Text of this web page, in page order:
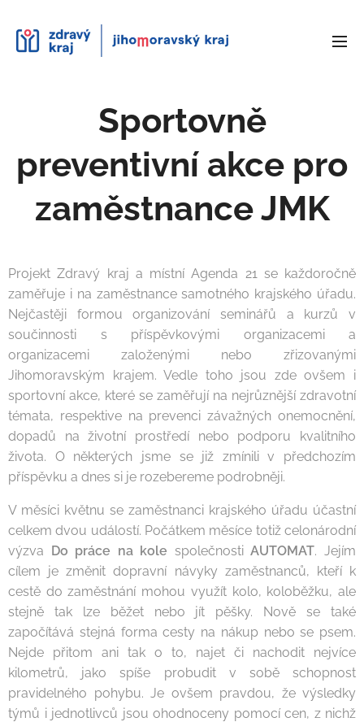
Sportovně
preventivní akce pro
zaměstnance JMK
Projekt Zdravý kraj a místní Agenda 21 se každoročně
zaměřuje i na zaměstnance samotného krajského úřadu.
Nejčastěji formou organizování seminářů a kurzů v
součinnosti s příspěvkovými organizacemi a
organizacemi založenými nebo zřizovanými
Jihomoravským krajem. Vedle toho jsou zde ovšem i
sportovní akce, které se zaměřují na nejrůznější zdravotní
témata, respektive na prevenci závažných onemocnění,
dopadů na životní prostředí nebo podporu kvalitního
života. O některých jsme se již zmínili v předchozím
příspěvku a dnes si je rozebereme podrobněji.
V měsíci květnu se zaměstnanci krajského úřadu účastní
celkem dvou událostí. Počátkem měsíce totiž celonárodní
výzva Do práce na kole společnostiAUTOMAT. Jejím
cílem je změnit dopravní návyky zaměstnanců, kteří k
cestě do zaměstnání mohou využít kolo, koloběžku, ale
stejně tak lze běžet nebo jít pěšky. Nově se také
započítává stejná forma cesty na nákup nebo se psem.
Nejde přitom ani tak o to, najet či nachodit nejvíce
kilometrů, jako spíše probudit v sobě schopnost
pravidelného pohybu. Je ovšem pravdou, že výsledky
týmů i jednotlivců jsou ohodnoceny pomocí cen, z nichž